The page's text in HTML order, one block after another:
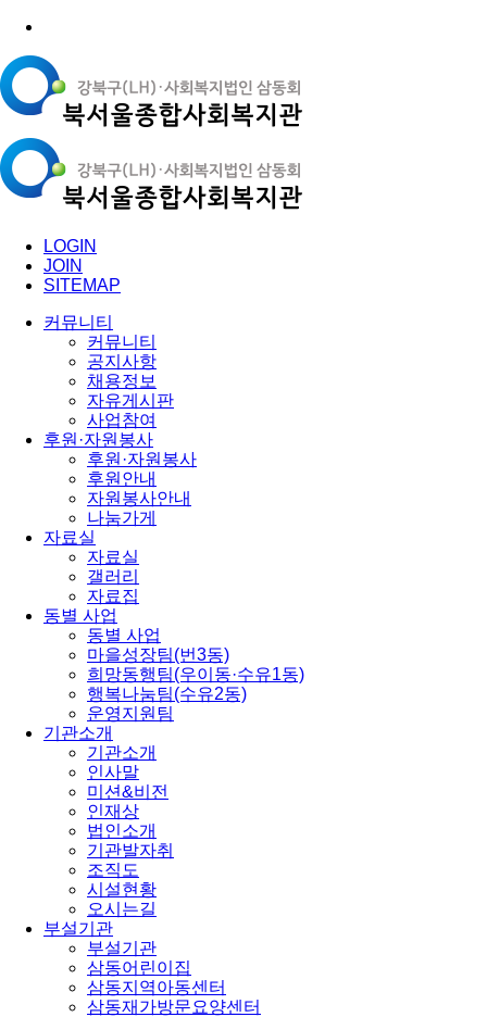
LOGIN
JOIN
SITEMAP
커뮤니티
커뮤니티
공지사항
채용정보
자유게시판
사업참여
후원·자원봉사
후원·자원봉사
후원안내
자원봉사안내
나눔가게
자료실
자료실
갤러리
자료집
동별 사업
동별 사업
마을성장팀(번3동)
희망동행팀(우이동·수유1동)
행복나눔팀(수유2동)
운영지원팀
기관소개
기관소개
인사말
미션&비전
인재상
법인소개
기관발자취
조직도
시설현황
오시는길
부설기관
부설기관
삼동어린이집
삼동지역아동센터
삼동재가방문요양센터